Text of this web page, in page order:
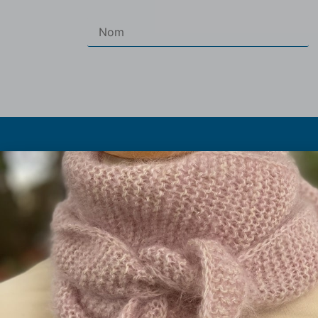
Olivier et Marielle Chautard
Ferme de Rouzaud (sur RDV)
09100 St Victor Rouzaud
09.75.99.11.94
Les
Les
Histoire du
Taille à
Les fils
La